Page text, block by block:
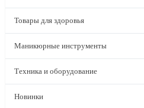
Товары для здоровья
Маникюрные инструменты
Техника и оборудование
Новинки